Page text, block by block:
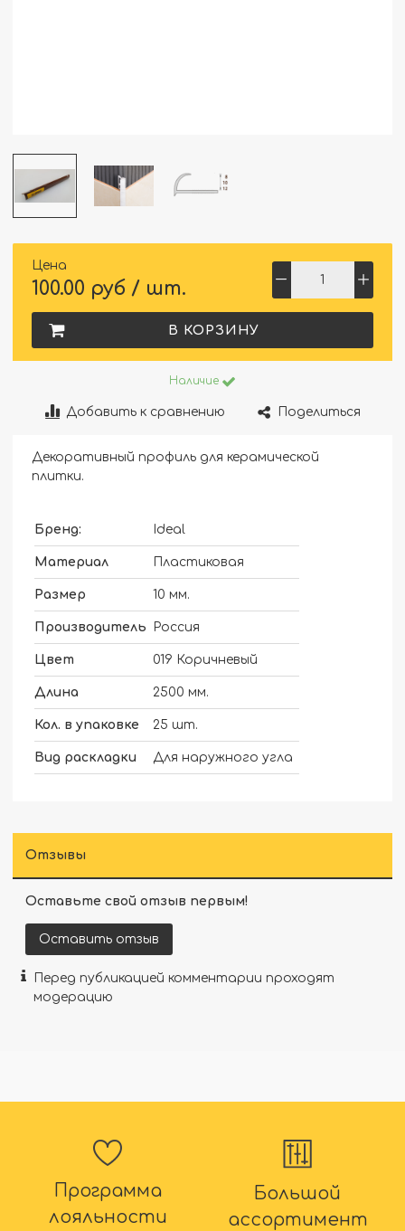
Цена
100.00 руб / шт.
В КОРЗИНУ
Наличие
Добавить к сравнению Поделиться
Декоративный профиль для керамической
плитки.
Бренд: Ideal
Материал Пластиковая
Размер 10 мм.
Производитель Россия
Цвет 019 Коричневый
Длина 2500 мм.
Кол. в упаковке 25 шт.
Вид раскладки Для наружного угла
Отзывы
Оставьте свой отзыв первым!
Оставить отзыв
Перед публикацией комментарии проходят
модерацию
Программа
лояльности
Большой
ассортимент